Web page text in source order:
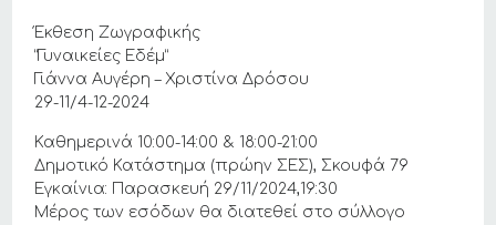
Έκθεση Ζωγραφικής
“Γυναικείες Εδέμ”
Γιάννα Αυγέρη – Χριστίνα Δρόσου
29-11/4-12-2024
Καθημερινά 10:00-14:00 & 18:00-21:00
Δημοτικό Κατάστημα (πρώην ΣΕΣ), Σκουφά 79
Εγκαίνια: Παρασκευή 29/11/2024,19:30
Μέρος των εσόδων θα διατεθεί στο σύλλογο